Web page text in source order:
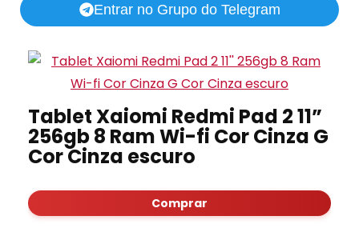
Entrar no Grupo do Telegram
Tablet Xaiomi Redmi Pad 2 11”
256gb 8 Ram Wi-fi Cor Cinza G
Cor Cinza escuro
Comprar